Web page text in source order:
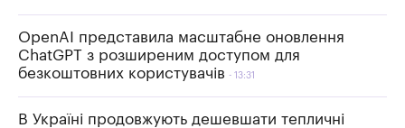
OpenAI представила масштабне оновлення
ChatGPT з розширеним доступом для
безкоштовних користувачів
13:31
В Україні продовжують дешевшати тепличні